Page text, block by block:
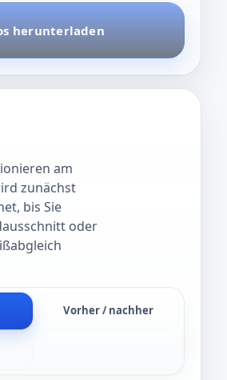
herunterladen
am
zunächst
bis Sie
oder
Vorher / nachher